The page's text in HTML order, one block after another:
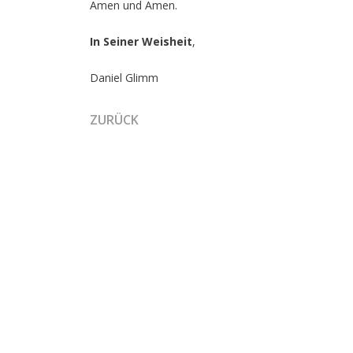
Amen und Amen.
In Seiner Weisheit,
Daniel Glimm
VORHERIGER BEITRAG: EIN
ZURÜCK